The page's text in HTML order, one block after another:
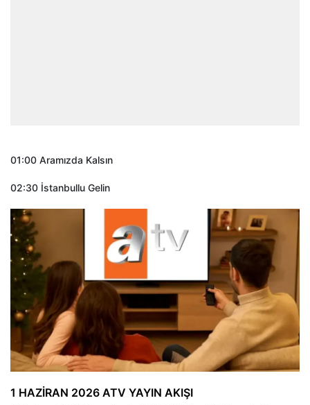
01:00 Aramızda Kalsın
02:30 İstanbullu Gelin
1 HAZİRAN 2026 ATV YAYIN AKIŞI